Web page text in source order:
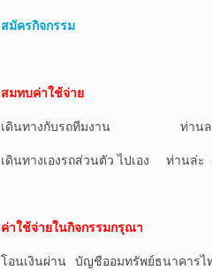
สมัครกิจกรรม
สมทบค่าใช้จ่าย
เดินทางกับรถทีมงาน ท่านละ
เดินทางเองรถส่วนตัว ไปเอง ท่านล่ะ
ค่าใช้จ่ายในกิจกรรมกรุณา
โอนเงินผ่าน บัญชีออมทรัพย์ธนาคารไ